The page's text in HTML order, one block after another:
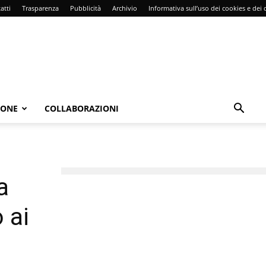
Trasparenza Pubblicità Archivio Informativa sull’uso dei cookies e dei
COLLABORAZIONI
ai